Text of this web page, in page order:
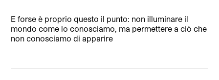
E forse è proprio questo il punto: non illuminare il
mondo come lo conosciamo, ma permettere a ciò che
non conosciamo di apparire